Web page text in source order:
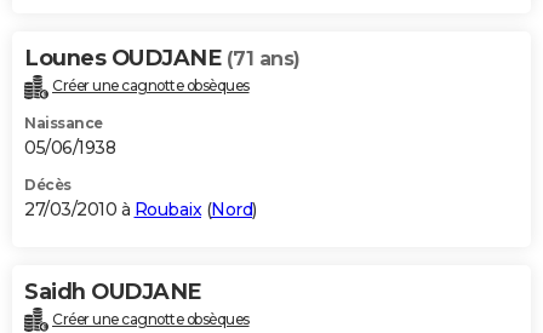
Lounes OUDJANE (71 ans)
Créer une cagnotte obsèques
Naissance
05/06/1938
Décès
27/03/2010 à Roubaix (Nord)
Saidh OUDJANE
Créer une cagnotte obsèques